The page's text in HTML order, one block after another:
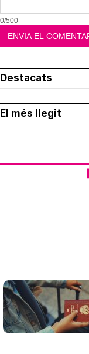
0/500
Destacats
El més llegit